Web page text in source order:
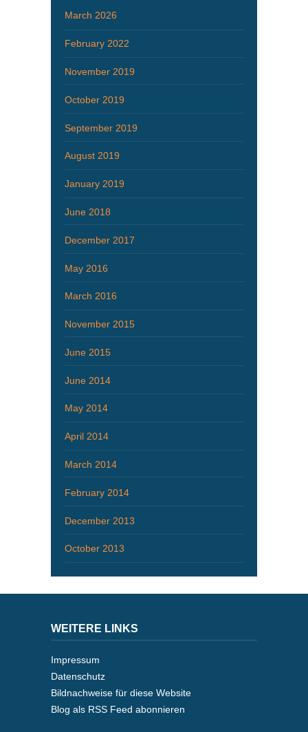
March 2026
February 2022
November 2019
October 2019
September 2019
August 2019
January 2019
June 2018
December 2017
May 2016
March 2016
November 2015
June 2015
June 2014
May 2014
April 2014
March 2014
February 2014
December 2013
October 2013
WEITERE LINKS
Impressum
Datenschutz
Bildnachweise für diese Website
Blog als RSS Feed abonnieren